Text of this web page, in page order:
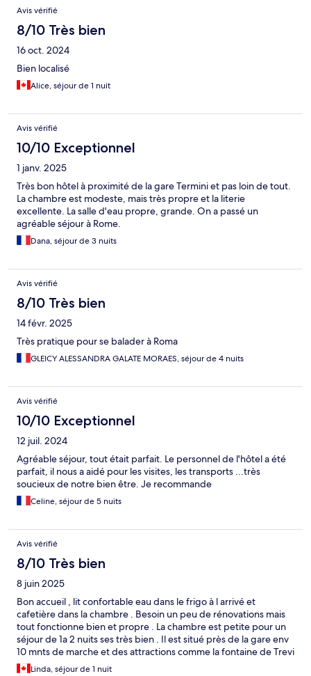
Avis vérifié
8/10 Très bien
16 oct. 2024
Bien localisé
Alice, séjour de 1 nuit
Avis vérifié
10/10 Exceptionnel
1 janv. 2025
Très bon hôtel à proximité de la gare Termini et pas loin de tout.
La chambre est modeste, mais très propre et la literie
excellente. La salle d'eau propre, grande. On a passé un
agréable séjour à Rome.
Dana, séjour de 3 nuits
Avis vérifié
8/10 Très bien
14 févr. 2025
Très pratique pour se balader à Roma
GLEICY ALESSANDRA GALATE MORAES, séjour de 4 nuits
Avis vérifié
10/10 Exceptionnel
12 juil. 2024
Agréable séjour, tout était parfait. Le personnel de l'hôtel a été
parfait, il nous a aidé pour les visites, les transports ...très
soucieux de notre bien être. Je recommande
Celine, séjour de 5 nuits
Avis vérifié
8/10 Très bien
8 juin 2025
Bon accueil , lit confortable eau dans le frigo à l arrivé et
cafetière dans la chambre . Besoin un peu de rénovations mais
tout fonctionne bien et propre . La chambre est petite pour un
séjour de 1a 2 nuits ses très bien . Il est situé près de la gare env
10 mnts de marche et des attractions comme la fontaine de Trevi
env.10 mnts de marche .
Linda, séjour de 1 nuit